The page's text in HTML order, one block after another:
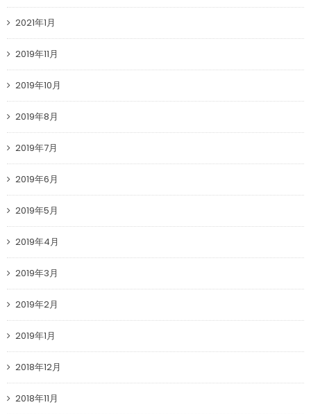
2021年1月
2019年11月
2019年10月
2019年8月
2019年7月
2019年6月
2019年5月
2019年4月
2019年3月
2019年2月
2019年1月
2018年12月
2018年11月